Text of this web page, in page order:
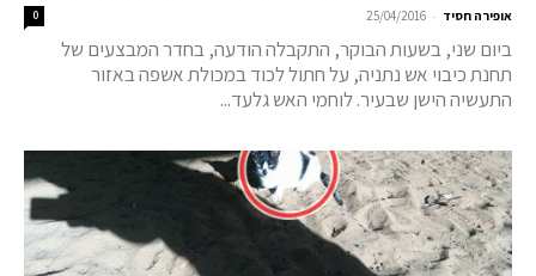
אופירה חסיד -
25/04/2016
0
ביום שני, בשעות הבוקר, התקבלה הודעה, בחדר המבצעים של
תחנת כיבוי אש נתניה, על חתול לכוד במכולת אשפה באזור
התעשיה הישן שבעיר. לוחמי האש גלעד...